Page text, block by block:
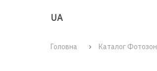
UA
Головна Каталог Фотозон